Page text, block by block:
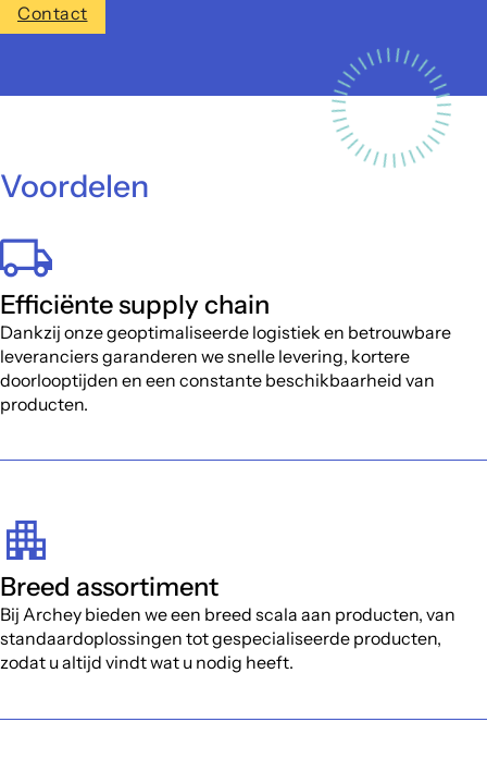
Contact
Voordelen
Efficiënte supply chain
Dankzij onze geoptimaliseerde logistiek en betrouwbare
leveranciers garanderen we snelle levering, kortere
doorlooptijden en een constante beschikbaarheid van
producten.
Breed assortiment
Bij Archey bieden we een breed scala aan producten, van
standaardoplossingen tot gespecialiseerde producten,
zodat u altijd vindt wat u nodig heeft.